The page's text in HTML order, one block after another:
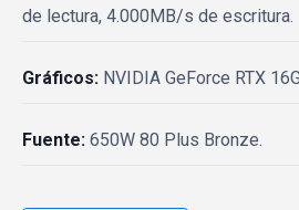
de lectura, 4.000MB/s de escritura.
Gráficos: NVIDIA GeForce RTX
Fuente: 650W 80 Plus Bronze.